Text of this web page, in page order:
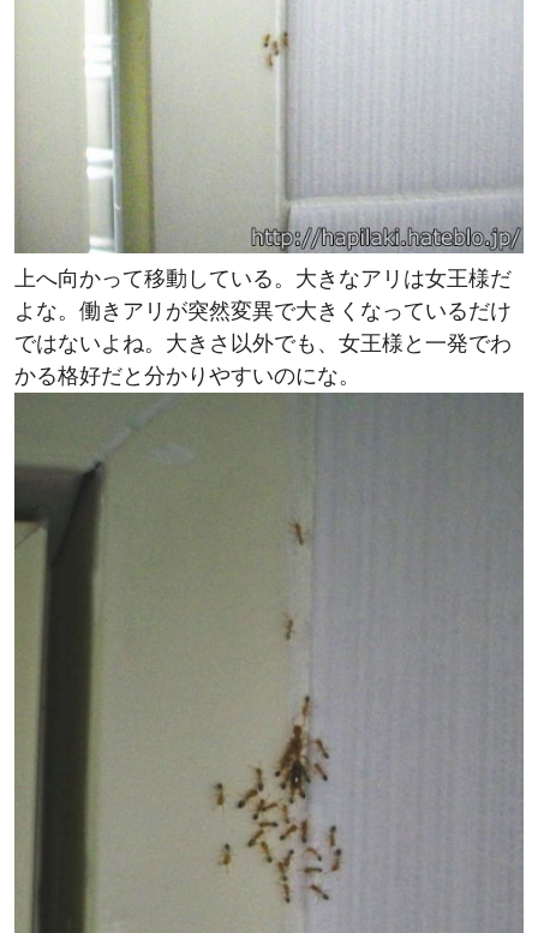
上へ向かって移動している。大きなアリは女王様だ
よな。働きアリが突然変異で大きくなっているだけ
ではないよね。大きさ以外でも、女王様と一発でわ
かる格好だと分かりやすいのにな。